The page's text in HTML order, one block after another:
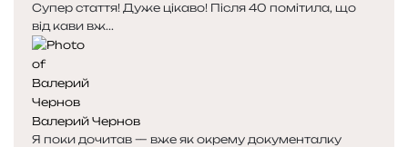
Супер стаття! Дуже цікаво! Після 40 помітила, що
від кави вж...
Валерий Чернов
Я поки дочитав — вже як окрему документалку